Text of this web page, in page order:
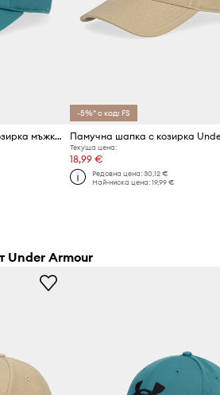
Under Armour шапка с козирка мъжка
-5%* с код: FS
Текуща цена:
18,99 €
Редовна цена: 30,12 €
Най-ниска цена: 19,99 €
Under Armour